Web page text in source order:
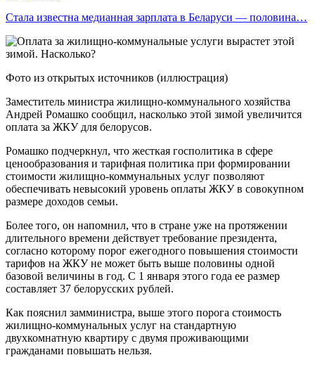
Стала известна медианная зарплата в Беларуси — половина…
Фото из открытых источников (иллюстрация)
Заместитель министра жилищно-коммунального хозяйства
Андрей Ромашко сообщил, насколько этой зимой увеличится
оплата за ЖКУ для белорусов.
Ромашко подчеркнул, что жесткая госполитика в сфере
ценообразования и тарифная политика при формировании
стоимости жилищно-коммунальных услуг позволяют
обеспечивать невысокий уровень оплаты ЖКУ в совокупном
размере доходов семьи.
Более того, он напомнил, что в стране уже на протяжении
длительного времени действует требование президента,
согласно которому порог ежегодного повышения стоимости
тарифов на ЖКУ не может быть выше половины одной
базовой величины в год. С 1 января этого года ее размер
составляет 37 белорусских рублей.
Как пояснил замминистра, выше этого порога стоимость
жилищно-коммунальных услуг на стандартную
двухкомнатную квартиру с двумя проживающими
гражданами повышать нельзя.